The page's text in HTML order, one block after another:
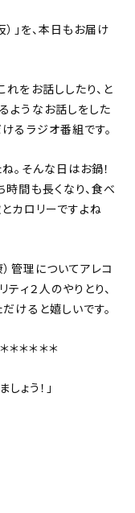
」を、本日もお届け
をお話ししたり、と
ようなお話しをした
るラジオ番組です。
。そんな日はお鍋！
間も長くなり、食べ
カロリーですよね
管理についてアレコ
ィ２人のやりとり、
けると嬉しいです。
＊＊＊＊＊
ょう！」